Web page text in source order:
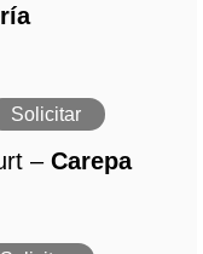
Solicitar
–Carepa